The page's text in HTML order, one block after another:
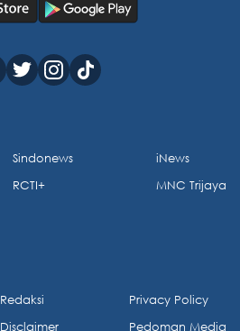
Sindonews
RCTI+
iNews
MNC Trijaya
Redaksi
Disclaimer
Privacy Policy
Pedoman Media